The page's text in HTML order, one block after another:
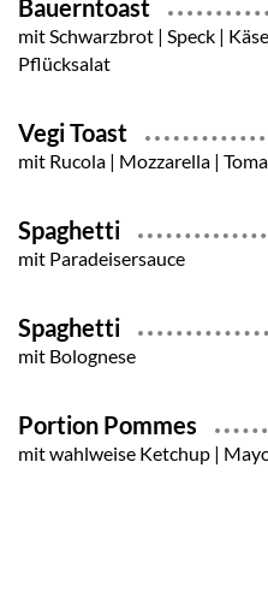
Bauerntoast
mit Schwarzbrot | Speck |
Pflücksalat
Vegi Toast
mit Rucola | Mozzarella |
Spaghetti
mit Paradeisersauce
Spaghetti
mit Bolognese
Portion Pommes
mit wahlweise Ketchup |